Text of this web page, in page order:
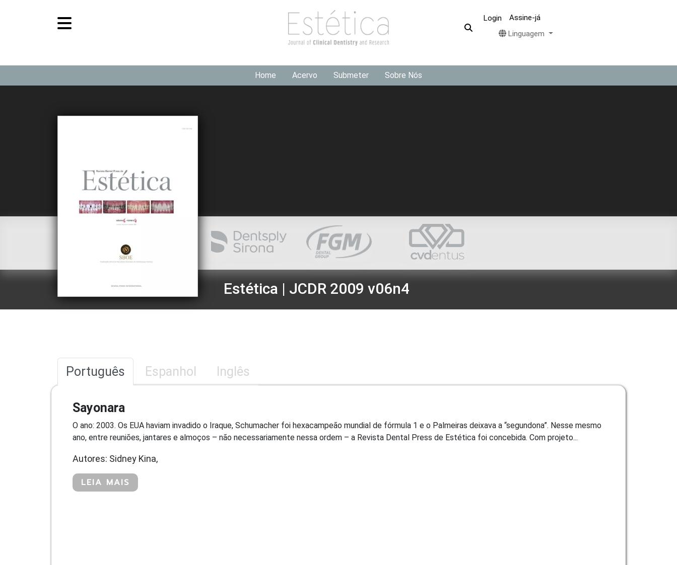
Login
Assine-já
Linguagem
Home Acervo Submeter Sobre Nós
Estética | JCDR 2009 v06n4
Português Espanhol Inglês
Sayonara
O ano: 2003. Os EUA haviam invadido o Iraque, Schumacher foi hexacampeão mundial de fórmula 1 e o Palmeiras deixava a “segundona”. Nesse mesmo
ano, entre reuniões, jantares e almoços – não necessariamente nessa ordem – a Revista Dental Press de Estética foi concebida. Com projeto...
Autores: Sidney Kina,
LEIA MAIS